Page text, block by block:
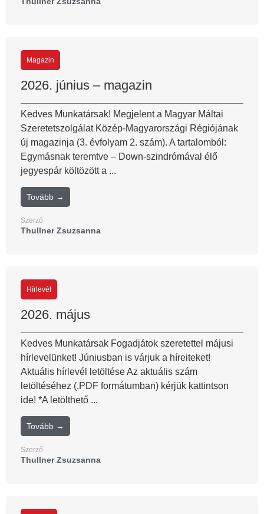
Magazin
2026. június – magazin
Kedves Munkatársak! Megjelent a Magyar Máltai
Szeretetszolgálat Közép-Magyarországi Régiójának
új magazinja (3. évfolyam 2. szám). A tartalomból:
Egymásnak teremtve – Down-szindrómával élő
jegyespár költözött a ...
Tovább →
Szerző
Thullner Zsuzsanna
Hírlevél
2026. május
Kedves Munkatársak Fogadjátok szeretettel májusi
hírlevelünket! Júniusban is várjuk a híreiteket!
Aktuális hírlevél letöltése Az aktuális szám
letöltéséhez (.PDF formátumban) kérjük kattintson
ide! *A letölthető ...
Tovább →
Szerző
Thullner Zsuzsanna